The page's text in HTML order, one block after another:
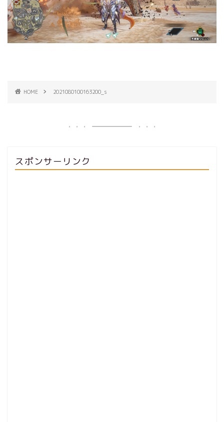
HOME 2021080100163200_s
スポンサーリンク